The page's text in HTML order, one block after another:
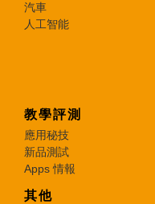
汽車
人工智能
教學評測
應用秘技
新品測試
Apps 情報
其他